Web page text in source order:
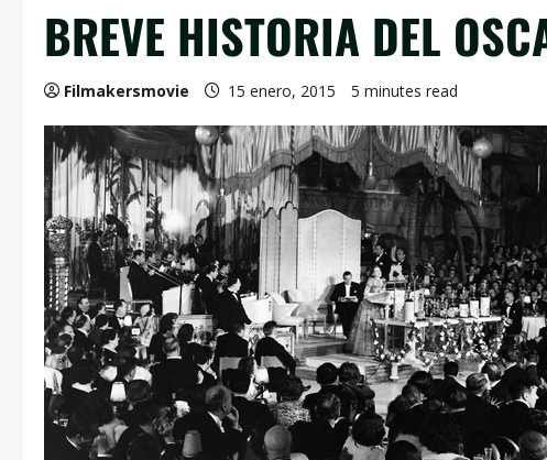
BREVE HISTORIA DEL
Filmakersmovie 15 enero, 2015 5 minutes read